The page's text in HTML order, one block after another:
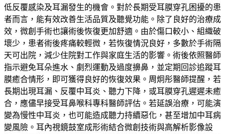
低反覆感染及耳漏發生的機會。對於長期受耳膜穿孔困擾的患
者而言，能有效改善生活品質及聽覺功能。除了良好的治療成
效，微創手術也讓術後恢復更加舒適。由於傷口較小、組織破
壞少，患者術後疼痛較輕微，若恢復情況良好，多數於手術隔
天可出院，減少住院對工作與家庭生活的影響。術後依照醫師
指示避免耳朵進水、劇烈運動及過度擤鼻，並定期回診追蹤耳
膜癒合情形，即可獲得良好的恢復效果。周炯彤醫師提醒，若
長期出現耳漏、反覆中耳炎、聽力下降，或耳膜穿孔遲遲未癒
合，應儘早接受耳鼻喉科專科醫師評估。若延誤治療，可能演
變為慢性中耳炎，也可能造成聽力持續惡化，甚至增加中耳病
變風險。耳內視鏡鼓室成形術結合微創技術與高解析影像設